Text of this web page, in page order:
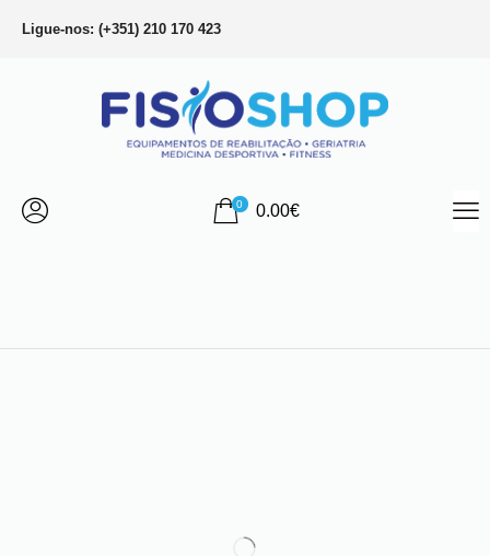
Ligue-nos: (+351) 210 170 423
0 0.00€